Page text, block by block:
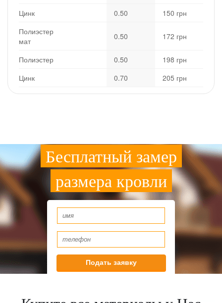
Цинк 0.50
150
Полиэстер
мат
0.50 172
Полиэстер 0.50
198
Цинк
0.70 205
Бесплатный замер
размера кровли
Подать заявку